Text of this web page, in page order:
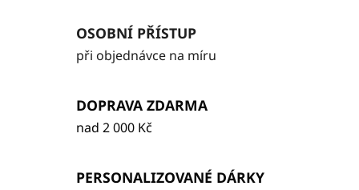
OSOBNÍ PŘÍSTUP
při objednávce na míru
DOPRAVA ZDARMA
nad 2 000 Kč
PERSONALIZOVANÉ DÁRKY